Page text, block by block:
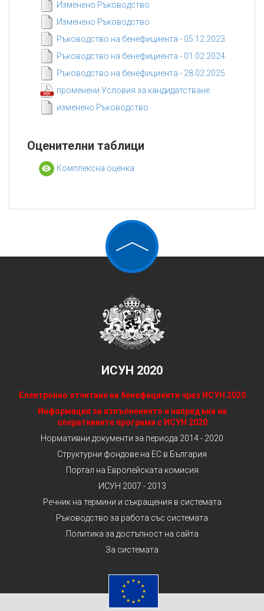
Изменено Ръководство
Изменено Ръководство
Ръководство на бенефициента - 05.12.2023
Ръководство на бенефициента - 01.02.2024
Ръководство на бенефициента - 28.02.2025
променени Условия за кандидатстване
изменено Ръководство
Оценителни таблици
Комплексна оценка
ИСУН 2020
Електронно отчитане на бенефициенти чрез ИСУН 2020
Информация за изпълнението и напредъка на
оперативните програми с ИСУН 2020
Нормативни документи за периода 2014 - 2020
Структурни фондове на ЕС в България
Портал на Европейската комисия
ИСУН 2007 - 2013
Речник на термини и съкращения в системата
Ръководство за работа със системата
Политика за достъпност на сайта
За системата